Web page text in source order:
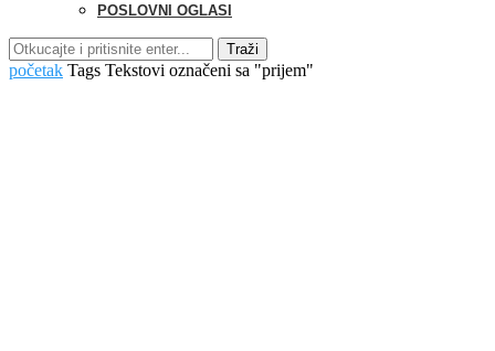
POSLOVNI OGLASI
Traži
početak Tags Tekstovi označeni sa "prijem"